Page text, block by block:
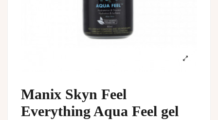
Manix Skyn Feel
Everything Aqua Feel gel